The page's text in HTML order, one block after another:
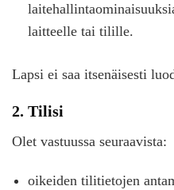
laitteelle tai tilille.
Lapsi ei saa itsenäisesti
2. Tilisi
Olet vastuussa seuraavista:
oikeiden tilitietojen